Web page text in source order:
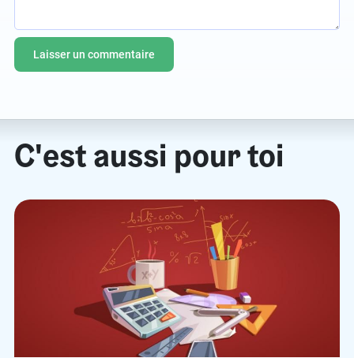
C'est aussi pour toi